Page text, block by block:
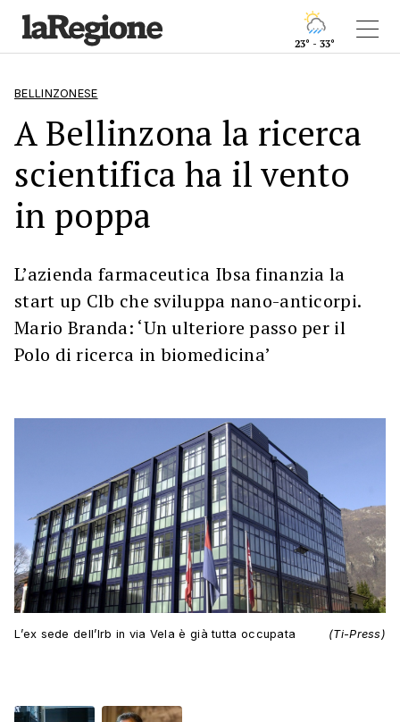
23° - 33°
BELLINZONESE
A Bellinzona la ricerca
scientifica ha il vento
in poppa
L’azienda farmaceutica Ibsa finanzia la
start up Clb che sviluppa nano-anticorpi.
Mario Branda: ‘Un ulteriore passo per il
Polo di ricerca in biomedicina’
L’ex sede dell’Irb in via Vela è già tutta occupata (Ti-Press)